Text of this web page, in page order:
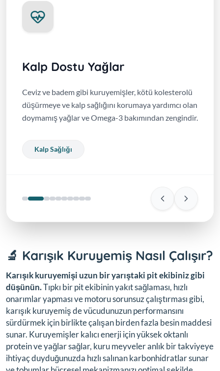
Kalp Dostu Yağlar
Ceviz ve badem gibi kuruyemişler, kötü kolesterolü
düşürmeye ve kalp sağlığını korumaya yardımcı olan
doymamış yağlar ve Omega-3 bakımından zengindir.
Kalp Sağlığı
🔬 Karışık Kuruyemiş Nasıl Çalışır?
Karışık kuruyemişi uzun bir yarıştaki pit ekibiniz gibi
düşünün.Tıpkı bir pit ekibinin yakıt sağlaması, hızlı
onarımlar yapması ve motoru sorunsuz çalıştırması gibi,
karışık kuruyemiş de vücudunuzun performansını
sürdürmek için birlikte çalışan birden fazla besin maddesi
sunar. Kuruyemişler kalıcı enerji için yüksek oktanlı
protein ve yağlar sağlar, kuru meyveler anlık bir takviyeye
ihtiyaç duyduğunuzda hızlı salınan karbonhidratlar sunar